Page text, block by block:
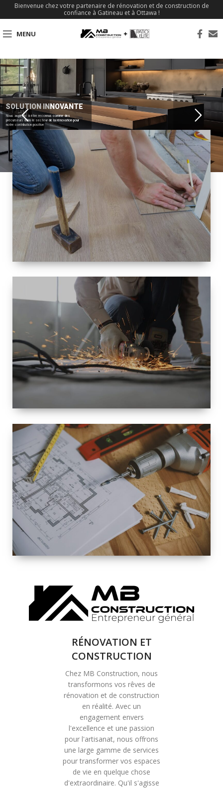
Bienvenue chez votre partenaire de rénovation et de construction de
confiance à Gatineau et à Ottawa !
MENU
SOLUTION INNOVANTE
Nous aspirons à être reconnus comme des
précurseurs dans le secteur de la rénovation pour
notre contribution positive
TAILLE
PETITE À
GRANDE
RÉNOVATION
ESPACE
RÉNOVATION
INTÉRIEURE ET
EXTÉRIEURE
SOLUTIONS DE
RÉNOVATION
COMPLÈTE
RÉNOVATION ET
CONSTRUCTION
Chez MB Construction, nous
transformons vos rêves de
rénovation et de construction
en réalité. Avec un
engagement envers
l'excellence et une passion
pour l'artisanat, nous offrons
une large gamme de services
pour transformer vos espaces
de vie en quelque chose
d'extraordinaire. Qu'il s'agisse